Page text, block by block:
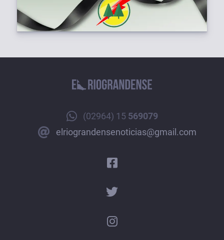
(02964) 15 569079
elriograndensenoticias@gmail.com